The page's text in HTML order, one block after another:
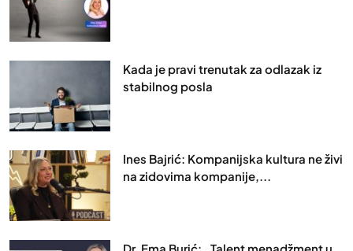
Kada je pravi trenutak za odlazak iz
stabilnog posla
Ines Bajrić: Kompanijska kultura ne živi
na zidovima kompanije,...